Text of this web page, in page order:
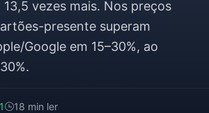
vezes mais. Nos preços
presente superam
Google em 15–30%, ao
18 min ler